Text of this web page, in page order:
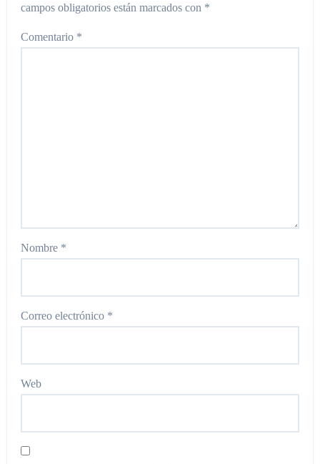
campos obligatorios están marcados con *
Comentario *
Nombre *
Correo electrónico *
Web